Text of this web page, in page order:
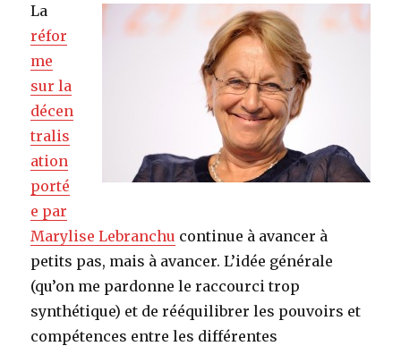
La
réfor
me
sur la
décen
tralis
ation
porté
e par
Marylise Lebranchu continue à avancer à
petits pas, mais à avancer. L’idée générale
(qu’on me pardonne le raccourci trop
synthétique) et de rééquilibrer les pouvoirs et
compétences entre les différentes